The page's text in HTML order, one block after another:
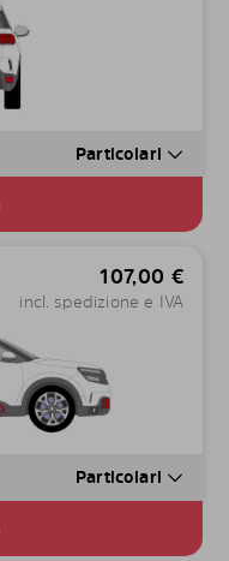
Particolari
107,00 €
incl. spedizione e IVA
Particolari